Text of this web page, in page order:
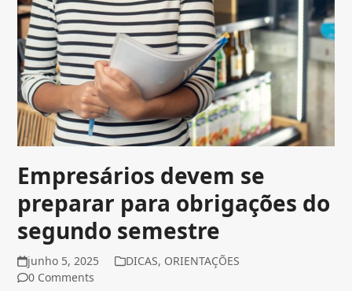
Empresários devem se
preparar para obrigações do
segundo semestre
junho 5, 2025 DICAS, ORIENTAÇÕES
0 Comments